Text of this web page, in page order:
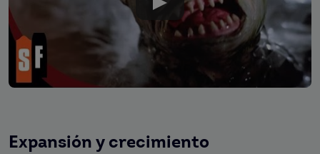
Expansión y crecimiento